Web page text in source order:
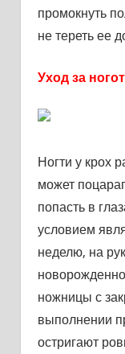
промокнуть
не тереть ее
Уход за
Ногти у крох
может
попасть в
условием
неделю, на
ножницы с
выполнении
остригают